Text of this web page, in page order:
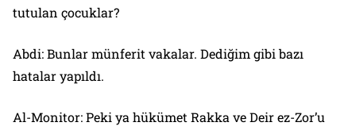
tutulan çocuklar?
Abdi: Bunlar münferit vakalar. Dediğim gibi bazı
hatalar yapıldı.
Al-Monitor: Peki ya hükümet Rakka ve Deir ez-Zor’u